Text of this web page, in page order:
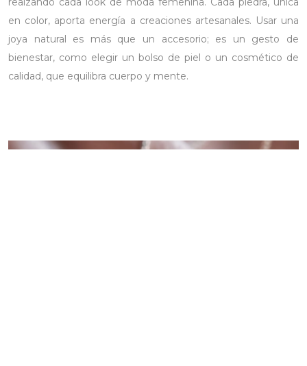
en color, aporta energía a creaciones artesanales. Usar una
joya natural es más que un accesorio; es un gesto de
bienestar, como elegir un bolso de piel o un cosmético de
calidad, que equilibra cuerpo y mente.